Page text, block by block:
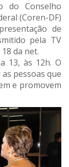
do Conselho
(Coren-DF)
de
pela TV
da net.
13, às 12h. O
pessoas que
e promovem